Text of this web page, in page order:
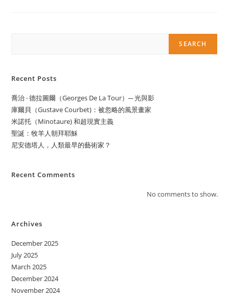
SEARCH
Recent Posts
喬治 ‧ 德拉圖爾（Georges De La Tour）─ 光與影
庫爾貝（Gustave Courbet)：被忽略的風景畫家
米諾托（Minotaure) 和超現實主義
聖誕：牧羊人朝拜耶穌
尼安德塔人，人類最早的藝術家？
Recent Comments
No comments to show.
Archives
December 2025
July 2025
March 2025
December 2024
November 2024